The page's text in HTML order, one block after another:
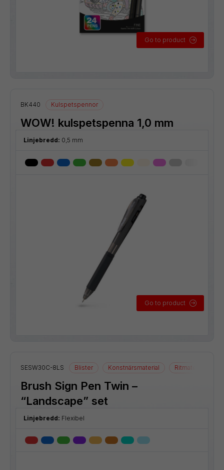
Go to product
BK440 Kulspetspennor
WOW! kulspetspenna 1,0 mm
Linjebredd: 0,5 mm
Go to product
SESW30C-8LS Blister Konstnärsmaterial Ritmaterial
Brush Sign Pen Twin –
“Landscape” set
Linjebredd: Flexibel